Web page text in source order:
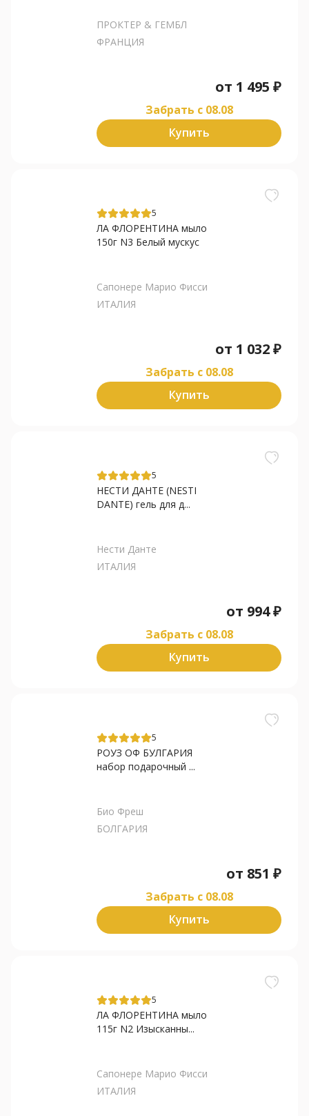
ПРОКТЕР & ГЕМБЛ
ФРАНЦИЯ
от 1 495 ₽
Забрать c 08.08
Купить
5
ЛА ФЛОРЕНТИНА мыло
150г N3 Белый мускус
Сапонере Марио Фисси
ИТАЛИЯ
от 1 032₽
Забрать c 08.08
Купить
5
НЕСТИ ДАНТЕ (NESTI
DANTE) гель для д...
Нести Данте
ИТАЛИЯ
от 994₽
Забрать c 08.08
Купить
5
РОУЗ ОФ БУЛГАРИЯ
набор подарочный ...
Био Фреш
БОЛГАРИЯ
от 851 ₽
Забрать c 08.08
Купить
5
ЛА ФЛОРЕНТИНА мыло
115г N2 Изысканны...
Сапонере Марио Фисси
ИТАЛИЯ